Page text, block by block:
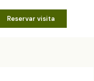
Reservar visita